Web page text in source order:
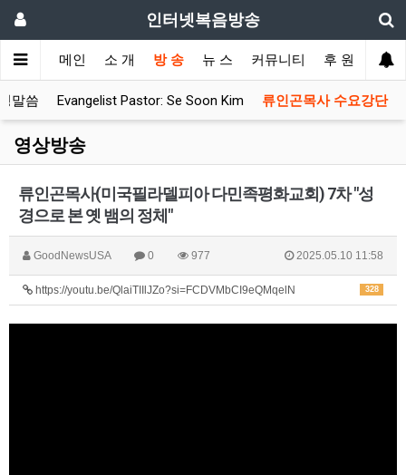
인터넷복음방송
메인 소 개 방 송 뉴 스 커뮤니티 후 원
말씀 Evangelist Pastor: Se Soon Kim 류인곤목사 수요강단
영상방송
류인곤목사(미국필라델피아 다민족평화교회) 7차 "성
경으로 본 옛 뱀의 정체"
GoodNewsUSA 0 977 2025.05.10 11:58
328
https://youtu.be/QlaiTIIlJZo?si=FCDVMbCI9eQMqelN